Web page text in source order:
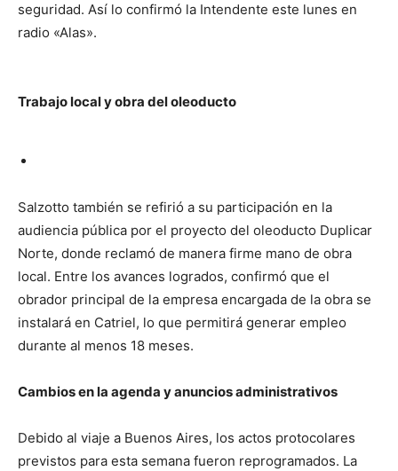
seguridad. Así lo confirmó la Intendente este lunes en
radio «Alas».
Trabajo local y obra del oleoducto
Salzotto también se refirió a su participación en la
audiencia pública por el proyecto del oleoducto Duplicar
Norte, donde reclamó de manera firme mano de obra
local. Entre los avances logrados, confirmó que el
obrador principal de la empresa encargada de la obra se
instalará en Catriel, lo que permitirá generar empleo
durante al menos 18 meses.
Cambios en la agenda y anuncios administrativos
Debido al viaje a Buenos Aires, los actos protocolares
previstos para esta semana fueron reprogramados. La